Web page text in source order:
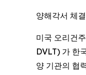
양해각서 체
미국 오리건
DVLT) 가 한
양 기관의 협